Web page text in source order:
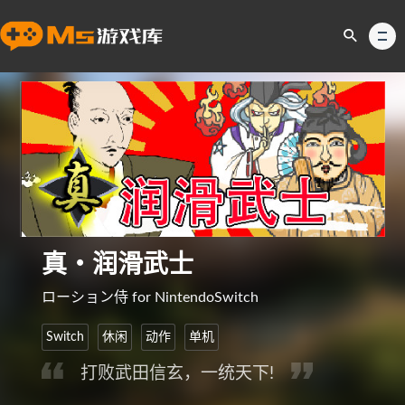
真・润滑武士
ローション侍 for NintendoSwitch
Switch 休闲 动作 单机
打败武田信玄，一统天下!